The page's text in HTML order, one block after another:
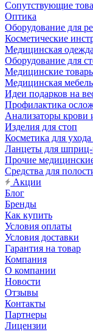
Сопутствующие
Оптика
Оборудование для
Косметические
Медицинская одежда
Оборудование для
Медицинские
Медицинская мебель
Идеи подарков на
Профилактика
Анализаторы крови
Изделия для стоп
Косметика для
Ланцеты для шприц-
Прочие
Средства для
Акции
Блог
Бренды
Как купить
Условия оплаты
Условия доставки
Гарантия на товар
Компания
О компании
Новости
Отзывы
Контакты
Партнеры
Лицензии